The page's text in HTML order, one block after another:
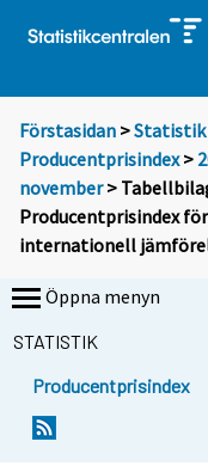
Förstasidan >Statistik
Producentprisindex>
november>
Producentprisindex
internationell
Öppna menyn
STATISTIK
Producentprisindex